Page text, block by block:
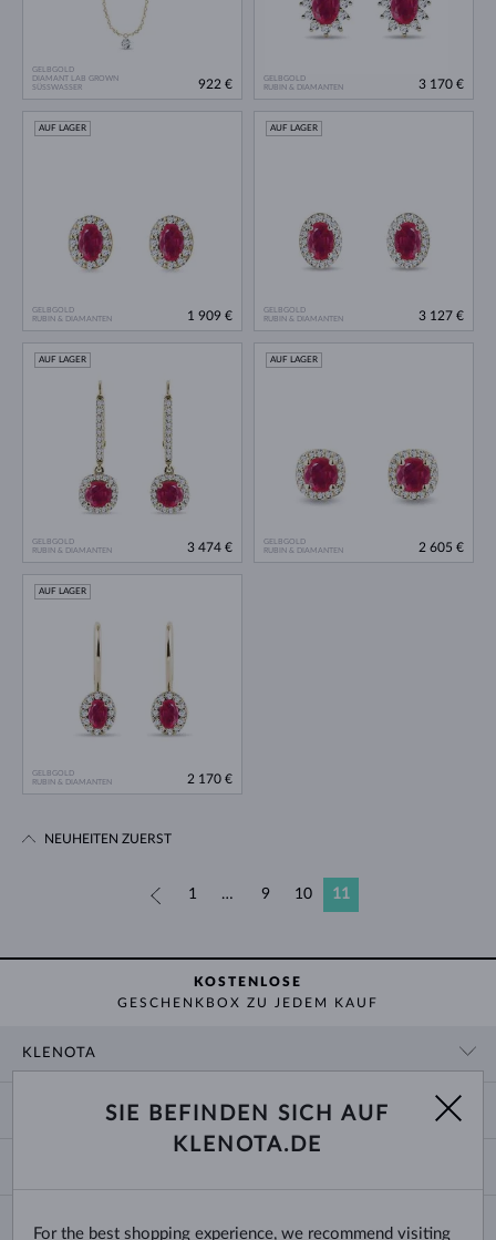
GELBGOLD
DIAMANT LAB GROWN
SÜSSWASSER
922 €
GELBGOLD
RUBIN & DIAMANTEN
3 170 €
GELBGOLD
RUBIN & DIAMANTEN
AUF LAGER
1 909 €
GELBGOLD
RUBIN & DIAMANTEN
AUF LAGER
3 127 €
GELBGOLD
RUBIN & DIAMANTEN
AUF LAGER
3 474 €
GELBGOLD
RUBIN & DIAMANTEN
AUF LAGER
2 605 €
GELBGOLD
RUBIN & DIAMANTEN
AUF LAGER
2 170 €
1 … 9 10 11
NEUHEITEN ZUERST
KOSTENLOSE
GESCHENKBOX ZU JEDEM KAUF
KLENOTA
SHOWROOM
ZAHLUNG UND VERSAND
KETTENGRÖSSEN UND -ARTEN
SIE BEFINDEN SICH AUF
KLENOTA.DE
For the best shopping experience, we recommend visiting